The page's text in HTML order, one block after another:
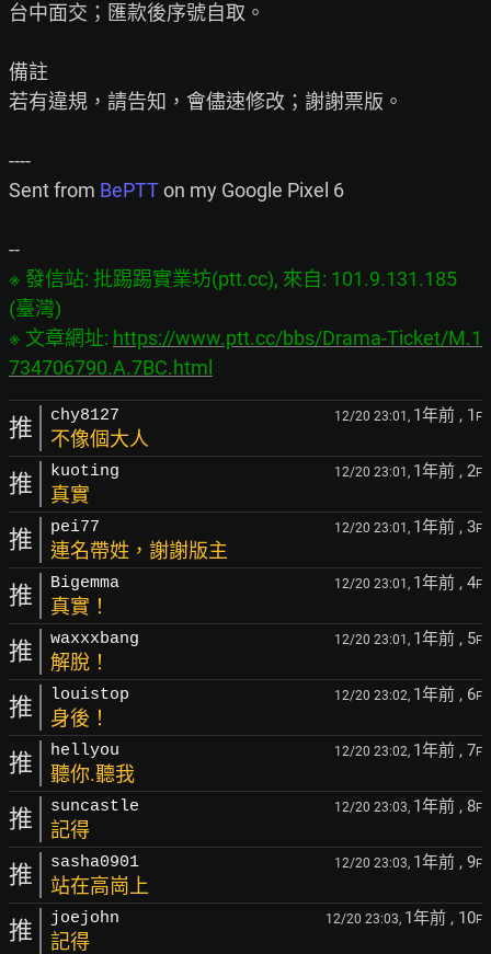
台中面交；匯款後序號自取。
備註
若有違規，請告知，會儘速修改；謝謝票版。
----
Sent from BePTT on my Google Pixel 6
※ 發信站: 批踢踢實業坊(ptt.cc), 來自: 101.9.131.185
(臺灣)
※ 文章網址: https://www.ptt.cc/bbs/Drama-Ticket/M.1
734706790.A.7BC.html
推 chy8127 12/20 23:01, 1年前 , 1 F
不像個大人
推 kuoting 12/20 23:01, 1年前 , 2F
真實
推 pei77 12/20 23:01, 1年前 , 3F
連名帶姓，謝謝版主
推 Bigemma 12/20 23:01, 1年前 , 4F
真實！
推 waxxxbang 12/20 23:01, 1年前 , 5F
解脫！
推 louistop 12/20 23:02, 1年前 , 6F
身後！
推 hellyou 12/20 23:02, 1年前 , 7F
聽你.聽我
推 suncastle 12/20 23:03, 1年前 , 8F
記得
推 sasha0901 12/20 23:03, 1年前 , 9F
站在高崗上
推 joejohn 12/20 23:03, 1年前 , 10F
記得